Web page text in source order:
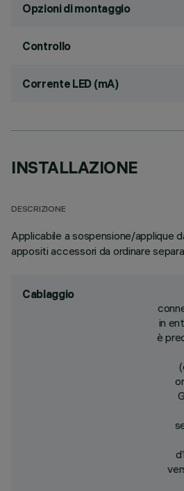
Opzioni di montaggio
Controllo
Corrente LED (mA)
INSTALLAZIONE
DESCRIZIONE
Applicabile a sospensione/applique
appositi accessori da ordinare
Cablaggio
in
è